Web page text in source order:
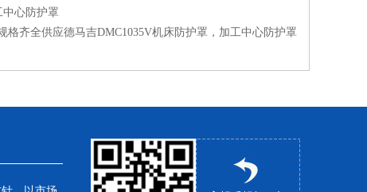
中心防护罩
格齐全供应德马吉DMC1035V机床防护罩，加工中心防护罩